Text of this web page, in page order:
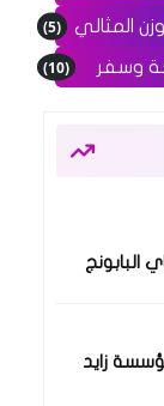
المثالي (5)
وسفر (10)
زايد